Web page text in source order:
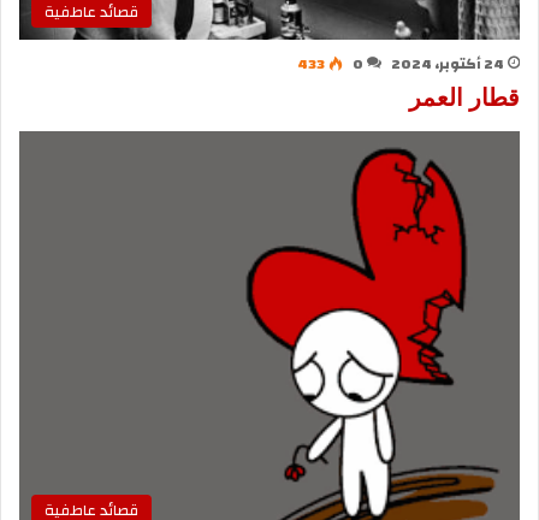
قصائد عاطفية
24 أكتوبر، 2024 0
433
قطار العمر
قصائد عاطفية